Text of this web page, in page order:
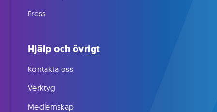
Press
Hjälp och övrigt
Kontakta oss
Verktyg
Medlemskap